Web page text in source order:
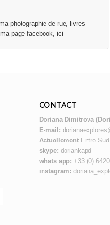
photographie de rue, livres
page facebook, ici
CONTACT
Doriana Dimitrova
E-mail:
ActuellementEntre Sud
skype: doriankapd
whats app: +33 (0)
instagram: